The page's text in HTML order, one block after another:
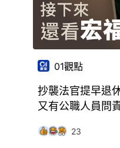
01觀點
抄襲法官提早退
又有公職人員問
23